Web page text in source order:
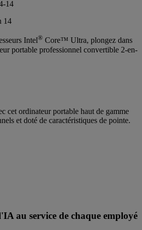
14
Intel® Core™ Ultra, plongez dans
portable professionnel convertible 2-en-
cet ordinateur portable haut de gamme
et doté de caractéristiques de pointe.
au service de chaque employé